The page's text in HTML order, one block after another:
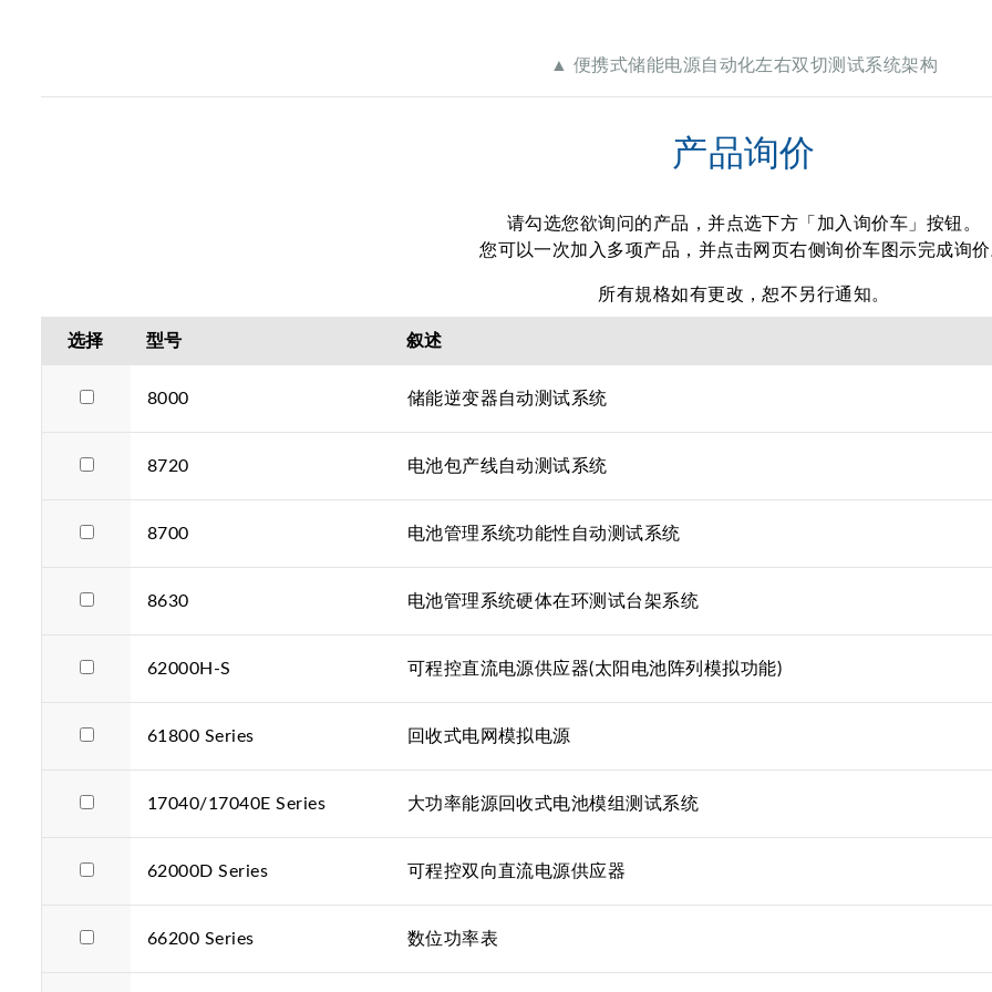
▲ 便携式储能电源自动化左右双切测试系统架构
产品询价
请勾选您欲询问的产品，并点选下方「加入询价车」按钮。
您可以一次加入多项产品，并点击网页右侧询价车图示完成询
所有規格如有更改，恕不另行通知。
选择 型号 叙述
8000 储能逆变器自动测试系统
8720 电池包产线自动测试系统
8700 电池管理系统功能性自动测试系统
8630 电池管理系统硬体在环测试台架系统
62000H-S 可程控直流电源供应器(太阳电池阵列模拟功能)
61800 Series 回收式电网模拟电源
17040/17040E Series 大功率能源回收式电池模组测试系统
62000D Series 可程控双向直流电源供应器
66200 Series 数位功率表